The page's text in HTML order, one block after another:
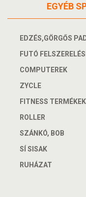
EGYÉB
EDZÉS,GÖRGŐS
FUTÓ
COMPUTEREK
ZYCLE
FITNESS TERMÉKEK
ROLLER
SZÁNKÓ, BOB
SÍ SISAK
RUHÁZAT